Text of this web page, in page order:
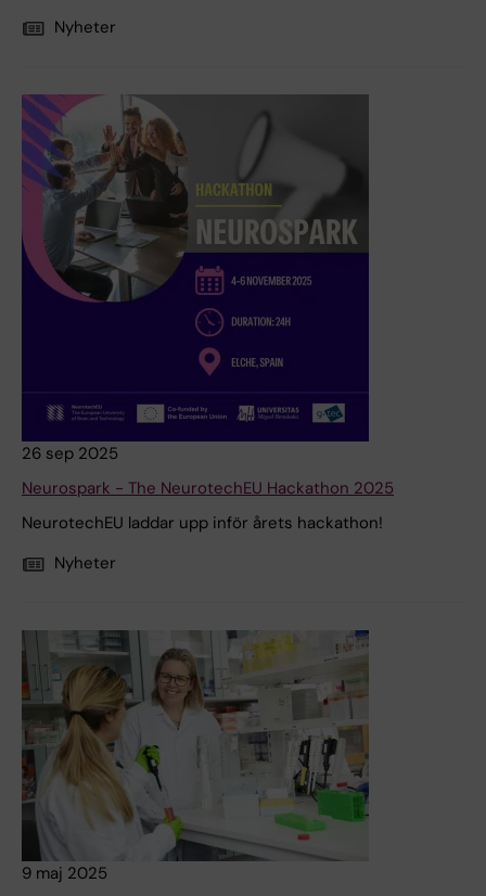
Nyheter
26 sep 2025
Neurospark - The NeurotechEU Hackathon 2025
NeurotechEU laddar upp inför årets hackathon!
Nyheter
9 maj 2025